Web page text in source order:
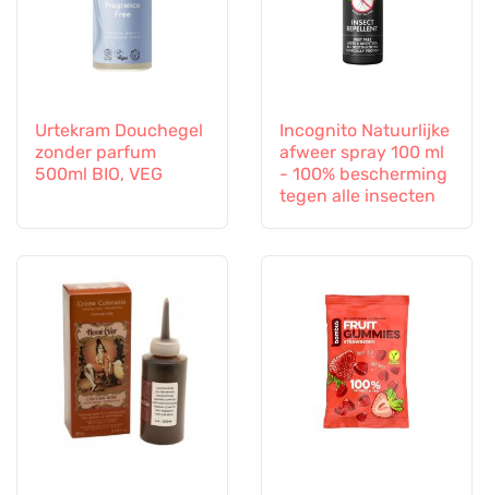
Urtekram Douchegel
zonder parfum
500ml BIO, VEG
Incognito Natuurlijke
afweer spray 100 ml
- 100% bescherming
tegen alle insecten